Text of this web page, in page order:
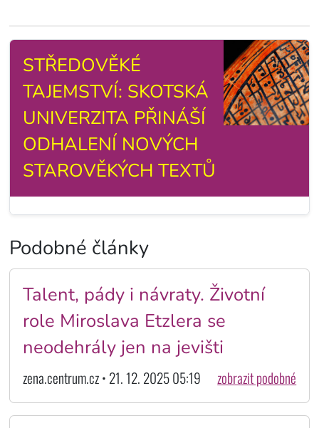
STŘEDOVĚKÉ
TAJEMSTVÍ: SKOTSKÁ
UNIVERZITA PŘINÁŠÍ
ODHALENÍ NOVÝCH
STAROVĚKÝCH TEXTŮ
Podobné články
Talent, pády i návraty. Životní
role Miroslava Etzlera se
neodehrály jen na jevišti
zena.centrum.cz • 21. 12. 2025 05:19 zobrazit podobné